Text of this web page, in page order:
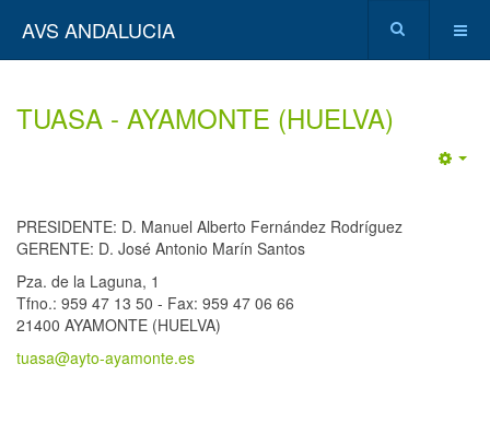
AVS ANDALUCIA
TUASA - AYAMONTE (HUELVA)
PRESIDENTE: D. Manuel Alberto Fernández Rodríguez
GERENTE: D. José Antonio Marín Santos
Pza. de la Laguna, 1
Tfno.: 959 47 13 50 - Fax: 959 47 06 66
21400 AYAMONTE (HUELVA)
tuasa@ayto-ayamonte.es